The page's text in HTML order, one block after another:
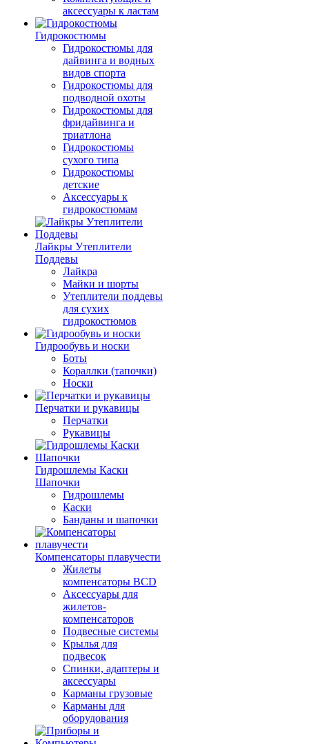
аксессуары к ластам
Гидрокостюмы
Гидрокостюмы для
дайвинга и водных
видов спорта
Гидрокостюмы для
подводной охоты
Гидрокостюмы для
фридайвинга и
триатлона
Гидрокостюмы
сухого типа
Гидрокостюмы
детские
Аксессуары к
гидрокостюмам
Лайкры Утеплители
Поддевы
Лайкра
Майки и шорты
Утеплители поддевы
для сухих
гидрокостюмов
Гидрообувь и носки
Боты
Кораллки (тапочки)
Носки
Перчатки и рукавицы
Перчатки
Рукавицы
Гидрошлемы Каски
Шапочки
Гидрошлемы
Каски
Банданы и шапочки
Компенсаторы плавучести
Жилеты
компенсаторы BCD
Аксессуары для
жилетов-
компенсаторов
Подвесные системы
Крылья для
подвесок
Спинки, адаптеры и
аксессуары
Карманы грузовые
Карманы для
оборудования